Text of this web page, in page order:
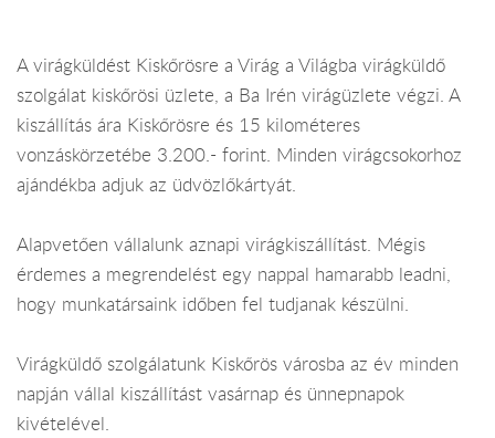
A virágküldést Kiskőrösre a Virág a Világba virágküldő
szolgálat kiskőrösi üzlete, a Ba Irén virágüzlete végzi. A
kiszállítás ára Kiskőrösre és 15 kilométeres
vonzáskörzetébe 3.200.- forint. Minden virágcsokorhoz
ajándékba adjuk az üdvözlőkártyát.
Alapvetően vállalunk aznapi virágkiszállítást. Mégis
érdemes a megrendelést egy nappal hamarabb leadni,
hogy munkatársaink időben fel tudjanak készülni.
Virágküldő szolgálatunk Kiskőrös városba az év minden
napján vállal kiszállítást vasárnap és ünnepnapok
kivételével.